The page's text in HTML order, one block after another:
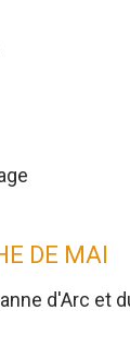
DE MAI
d'Arc et